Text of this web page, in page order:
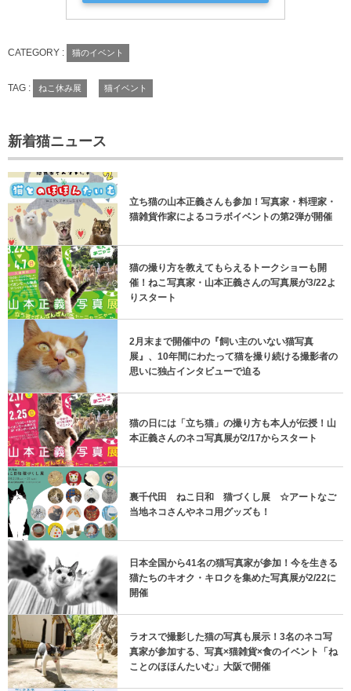
CATEGORY : 猫のイベント
TAG : ねこ休み展 猫イベント
新着猫ニュース
立ち猫の山本正義さんも参加！写真家・料理家・
猫雑貨作家によるコラボイベントの第2弾が開催
猫の撮り方を教えてもらえるトークショーも開
催！ねこ写真家・山本正義さんの写真展が3/22よ
りスタート
2月末まで開催中の『飼い主のいない猫写真
展』、10年間にわたって猫を撮り続ける撮影者の
思いに独占インタビューで迫る
猫の日には「立ち猫」の撮り方も本人が伝授！山
本正義さんのネコ写真展が2/17からスタート
裏千代田 ねこ日和 猫づくし展 ☆アートなご
当地ネコさんやネコ用グッズも！
日本全国から41名の猫写真家が参加！今を生きる
猫たちのキオク・キロクを集めた写真展が2/22に
開催
ラオスで撮影した猫の写真も展示！3名のネコ写
真家が参加する、写真×猫雑貨×食のイベント「ね
ことのほほんたいむ」大阪で開催